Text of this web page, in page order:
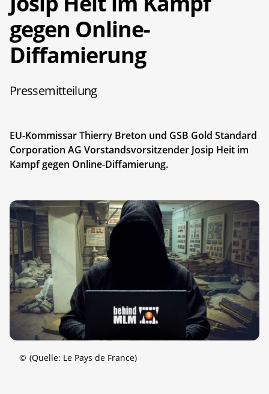
gegen Online-
Diffamierung
Pressemitteilung
EU-Kommissar Thierry Breton und GSB Gold Standard
Corporation AG Vorstandsvorsitzender Josip Heit im
Kampf gegen Online-Diffamierung.
© (Quelle: Le Pays de France)